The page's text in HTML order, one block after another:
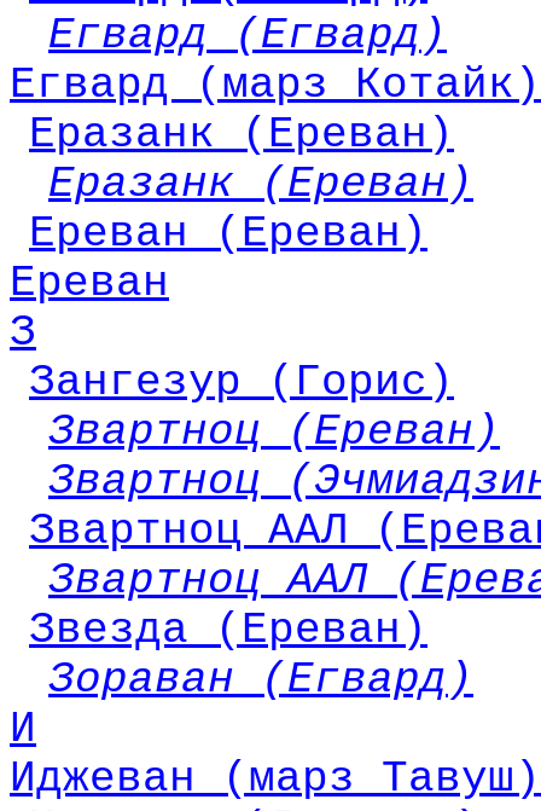
Егвард (Егвард)
Егвард (марз Котайк)
Еразанк (Ереван)
Еразанк (Ереван)
Ереван (Ереван)
Ереван
З
Зангезур (Горис)
Звартноц (Ереван)
Звартноц
Звартноц ААЛ
Звартноц ААЛ
Звезда (Ереван)
Зораван (Егвард)
И
Иджеван (марз Тавуш)